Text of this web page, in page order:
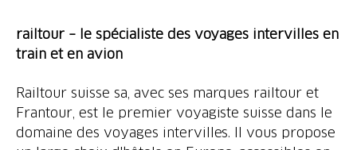
railtour – le spécialiste des voyages intervilles en
train et en avion
Railtour suisse sa, avec ses marques railtour et
Frantour, est le premier voyagiste suisse dans le
domaine des voyages intervilles. Il vous propose